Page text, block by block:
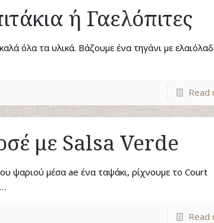
ή Γαελόπιτες
όλα τα υλικά. Βάζουμε ένα τηγάνι με
Read
με Salsa Verde
ψαριού μέσα ae ένα ταψάκι, ρίχνουμε το Court
Read